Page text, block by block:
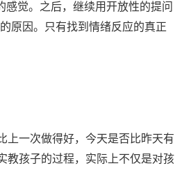
觉。之后，继续用开放性的提问
原因。只有找到情绪反应的真正
上一次做得好，今天是否比昨天有
孩子的过程，实际上不仅是对孩